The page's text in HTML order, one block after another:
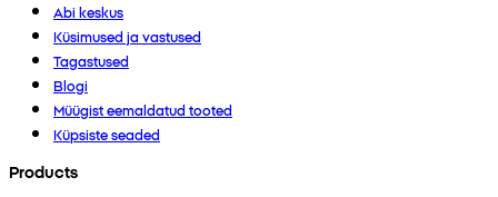
Abi keskus
Küsimused ja vastused
Tagastused
Blogi
Müügist eemaldatud tooted
Küpsiste seaded
Products